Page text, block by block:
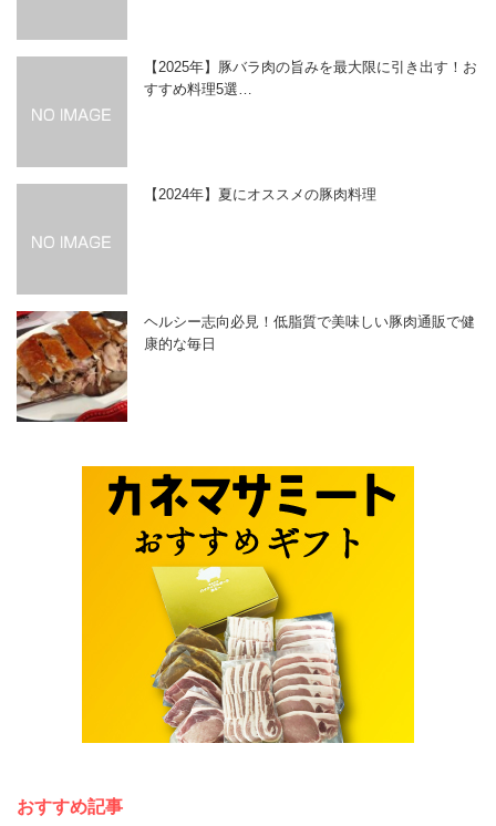
【2025年】豚バラ肉の旨みを最大限に引き出す！お
すすめ料理5選…
【2024年】夏にオススメの豚肉料理
ヘルシー志向必見！低脂質で美味しい豚肉通販で健
康的な毎日
おすすめ記事